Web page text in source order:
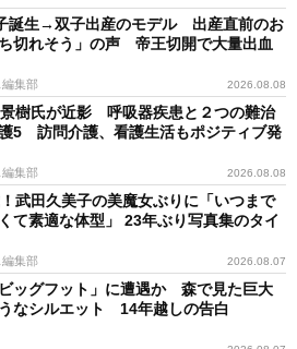
誕生→双子出産のモデル 出産直前のお
切れそう」の声 帝王切開で大量出血
編集部 2026.08.08
樹氏が近影 呼吸器疾患と２つの難治
5 訪問介護、看護生活もポジティブ発
編集部 2026.08.08
武田久美子の美魔女ぶりに「いつまで
て素適な体型」 23年ぶり写真集のタイ
編集部 2026.08.07
ッグフット」に遭遇か 森で見た巨大
なシルエット 14年越しの告白